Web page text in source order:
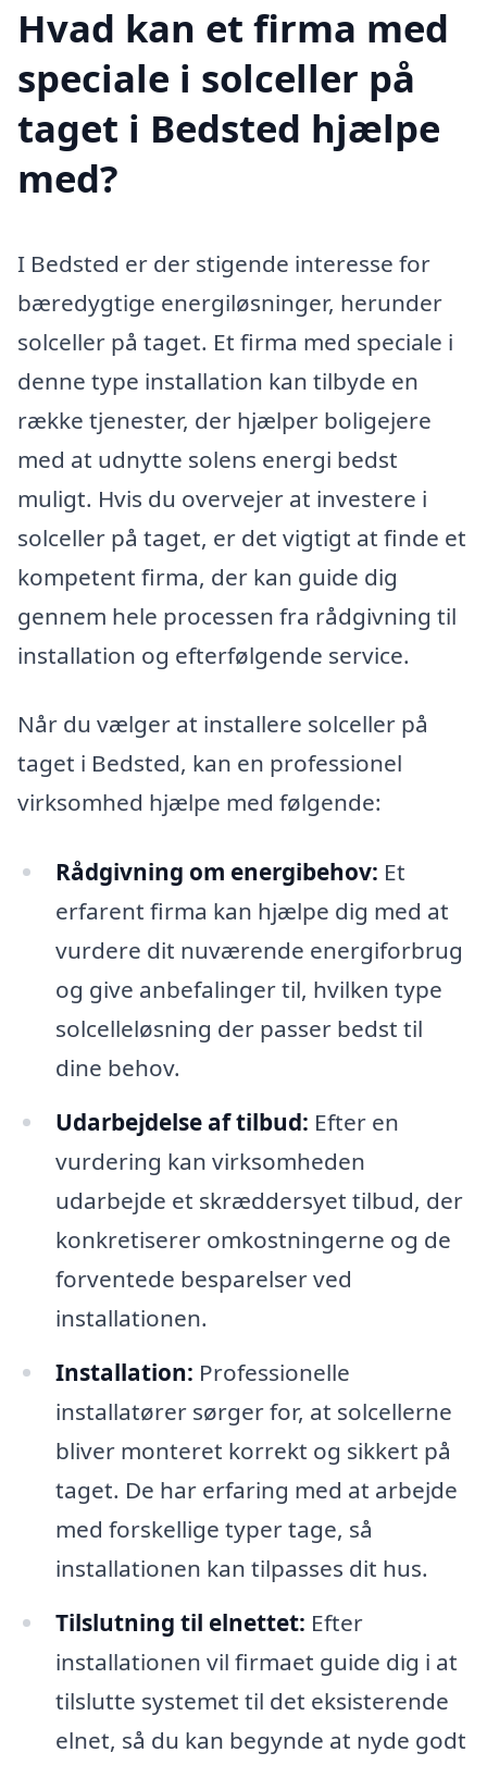
Hvad kan et firma med
speciale i solceller på
taget i Bedsted hjælpe
med?
I Bedsted er der stigende interesse for
bæredygtige energiløsninger, herunder
solceller på taget. Et firma med speciale i
denne type installation kan tilbyde en
række tjenester, der hjælper boligejere
med at udnytte solens energi bedst
muligt. Hvis du overvejer at investere i
solceller på taget, er det vigtigt at finde et
kompetent firma, der kan guide dig
gennem hele processen fra rådgivning til
installation og efterfølgende service.
Når du vælger at installere solceller på
taget i Bedsted, kan en professionel
virksomhed hjælpe med følgende:
Rådgivning om energibehov: Et
erfarent firma kan hjælpe dig med at
vurdere dit nuværende energiforbrug
og give anbefalinger til, hvilken type
solcelleløsning der passer bedst til
dine behov.
Udarbejdelse af tilbud: Efter en
vurdering kan virksomheden
udarbejde et skræddersyet tilbud, der
konkretiserer omkostningerne og de
forventede besparelser ved
installationen.
Installation: Professionelle
installatører sørger for, at solcellerne
bliver monteret korrekt og sikkert på
taget. De har erfaring med at arbejde
med forskellige typer tage, så
installationen kan tilpasses dit hus.
Tilslutning til elnettet: Efter
installationen vil firmaet guide dig i at
tilslutte systemet til det eksisterende
elnet, så du kan begynde at nyde godt